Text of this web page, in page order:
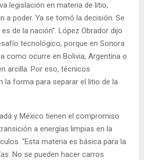
legislación en materia de litio,
a poder. Ya se tomó la decisión. Se
de la nación”. López Obrador dijo
tecnológico, porque en Sonora
como ocurre en Bolivia, Argentina o
arcilla. Por eso, técnicos
la forma para separar el litio de la
y México tienen el compromiso
a energías limpias en la
“Esta materia es básica para la
No se pueden hacer carros